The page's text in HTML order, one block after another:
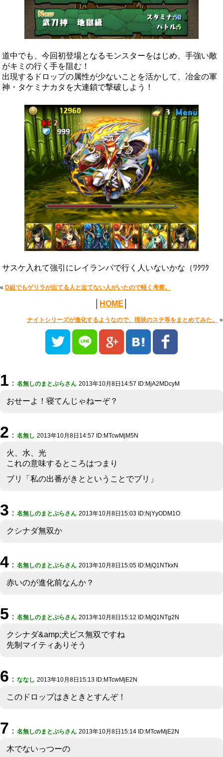
道中でも、今回初登場となるモンスターをはじめ、手強い敵
がキミの行く手を阻む！
出現するドロップの属性が少ないことを活かして、冶金の軍
神・タケミナカタを大連鎖で撃破しよう！
サスケ入れて強引にレイランパで行く人いないかな（ﾜｸﾜｸ
« D組でもゲリラが出てる人と出てない人がいたので軽く考察。
HOME
ナイトシリーズが進化するようなので、現状のステ等をまとめてみた。 »
1 ： 名無しのまとぷらさん 2013年10月8日14:57 ID:MjA2MDcyM
おせーよ！寝てんじゃねーぞ？
2 ： 名無し 2013年10月8日14:57 ID:MTcwMjM5N
火、水、光
これの意味するところはつまり
ブリ「私の出番がきとということでブリ」
3 ： 名無しのまとぷらさん 2013年10月8日15:03 ID:NjYyODM1O
クシナダ無双か
4 ： 名無しのまとぷらさん 2013年10月8日15:05 ID:MjQ1NTkxN
赤いのが進化前なんか？
5 ： 名無しのまとぷらさん 2013年10月8日15:12 ID:MjQ1NTg2N
クシナダ&amp;犬ビス無双ですね
先制マイティありそう
6 ： ななし 2013年10月8日15:13 ID:MTcwMjE2N
このドロップはきときとすんぞ！
7 ： 名無しのまとぷらさん 2013年10月8日15:14 ID:MTcwMjE2N
木でないっつーの